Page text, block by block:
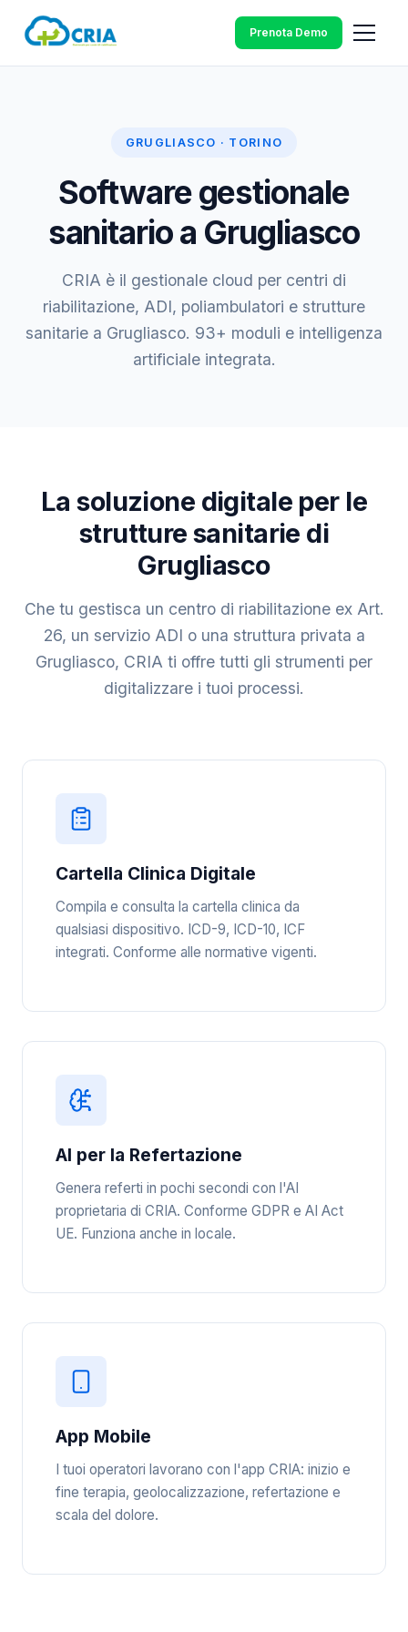
Prenota Demo
GRUGLIASCO · TORINO
Software gestionale
sanitario a Grugliasco
CRIA è il gestionale cloud per centri di
riabilitazione, ADI, poliambulatori e strutture
sanitarie a Grugliasco. 93+ moduli e intelligenza
artificiale integrata.
La soluzione digitale per le
strutture sanitarie di
Grugliasco
Che tu gestisca un centro di riabilitazione ex Art.
26, un servizio ADI o una struttura privata a
Grugliasco, CRIA ti offre tutti gli strumenti per
digitalizzare i tuoi processi.
Cartella Clinica Digitale
Compila e consulta la cartella clinica da
qualsiasi dispositivo. ICD-9, ICD-10, ICF
integrati. Conforme alle normative vigenti.
AI per la Refertazione
Genera referti in pochi secondi con l'AI
proprietaria di CRIA. Conforme GDPR e AI Act
UE. Funziona anche in locale.
App Mobile
I tuoi operatori lavorano con l'app CRIA: inizio e
fine terapia, geolocalizzazione, refertazione e
scala del dolore.